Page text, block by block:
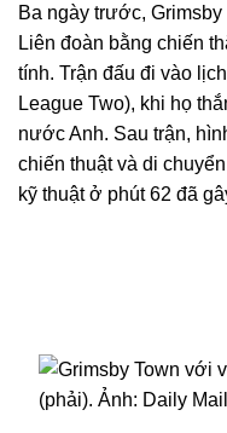
Ba ngày trước,
Liên đoàn bằng chiến
tính. Trận đấu đi vào
League Two), khi họ
nước Anh. Sau trận,
chiến thuật và di
kỹ thuật ở phút 62 đã